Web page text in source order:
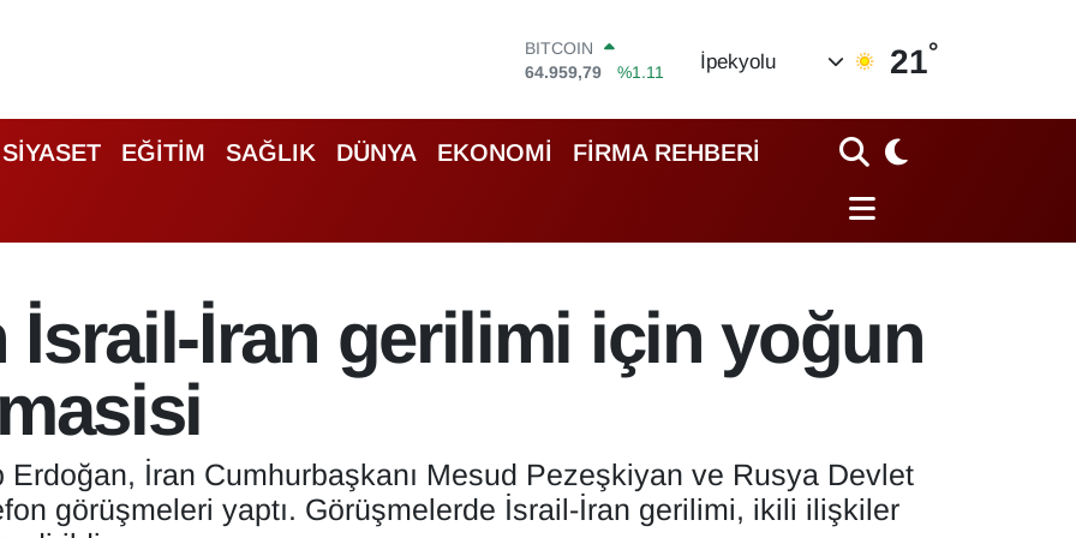
DOLAR
47,7436
%0.18
55,2510
%0.32
STERLİN
64,4811
%0.38
BİST100
64.959,79
%1.11
İpekyolu 21°
SİYASET EĞİTİM SAĞLIK DÜNYA EKONOMİ FİRMA REHBERİ
İsrail-İran gerilimi için yoğun
Erdoğan, İran Cumhurbaşkanı Mesud Pezeşkiyan ve Rusya Devlet
görüşmeleri yaptı. Görüşmelerde İsrail-İran gerilimi, ikili ilişkiler